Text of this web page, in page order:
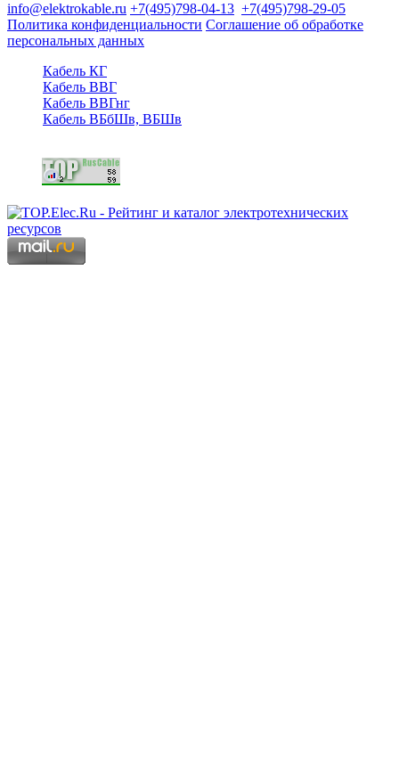
info@elektrokable.ru +7(495)798-04-13 +7(495)798-29-05
Политика конфиденциальности Соглашение об обработке
персональных данных
Кабель КГ
Кабель ВВГ
Кабель ВВГнг
Кабель ВБбШв, ВБШв